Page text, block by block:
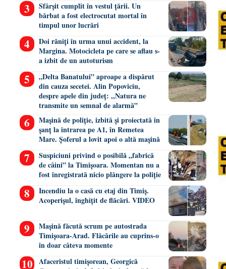
Sfârșit cumplit în vestul țării. Un
bărbat a fost electrocutat mortal în
timpul unor lucrări
Doi răniți în urma unui accident, la
Margina. Motocicleta pe care se aflau s-
a izbit de un autoturism
„Delta Banatului” aproape a dispărut
din cauza secetei. Alin Popoviciu,
despre apele din județ: ,,Natura ne
transmite un semnal de alarmă”
Mașină de poliție, izbită și proiectată în
șanț la intrarea pe A1, în Remetea
Mare. Șoferul a lovit apoi o altă mașină
Suspiciuni privind o posibilă „fabrică
de câini” la Timișoara. Momentan nu a
fost înregistrată nicio plângere la poliție
Incendiu la o casă cu etaj din Timiș.
Acoperișul, înghițit de flăcări. VIDEO
Mașină făcută scrum pe autostrada
Timișoara-Arad. Flăcările au cuprins-o
în doar câteva momente
Afaceristul timișorean, Georgică